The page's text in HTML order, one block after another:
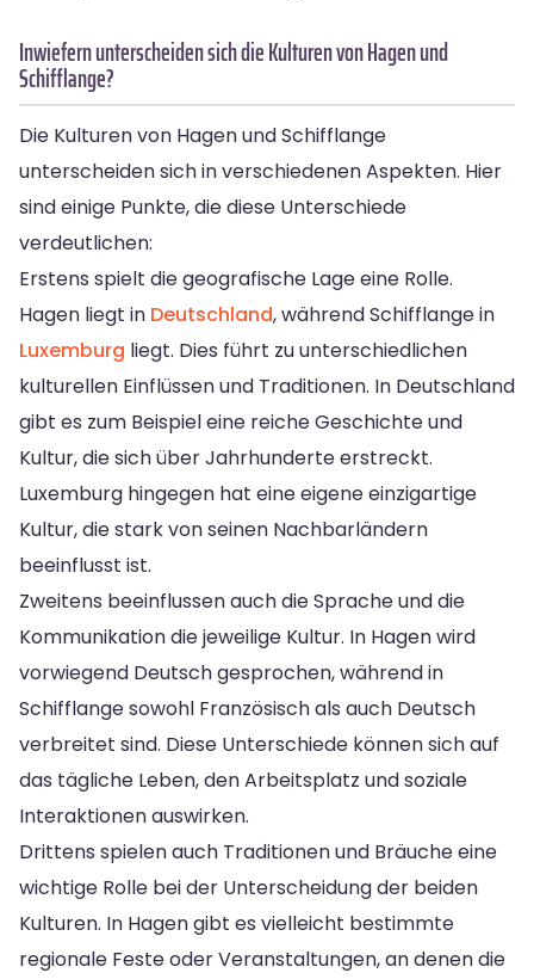
Inwiefern unterscheiden sich die Kulturen von Hagen und
Schifflange?
Die Kulturen von Hagen und Schifflange
unterscheiden sich in verschiedenen Aspekten. Hier
sind einige Punkte, die diese Unterschiede
verdeutlichen:
Erstens spielt die geografische Lage eine Rolle.
Hagen liegt in Deutschland, während Schifflange in
Luxemburg liegt. Dies führt zu unterschiedlichen
kulturellen Einflüssen und Traditionen. In Deutschland
gibt es zum Beispiel eine reiche Geschichte und
Kultur, die sich über Jahrhunderte erstreckt.
Luxemburg hingegen hat eine eigene einzigartige
Kultur, die stark von seinen Nachbarländern
beeinflusst ist.
Zweitens beeinflussen auch die Sprache und die
Kommunikation die jeweilige Kultur. In Hagen wird
vorwiegend Deutsch gesprochen, während in
Schifflange sowohl Französisch als auch Deutsch
verbreitet sind. Diese Unterschiede können sich auf
das tägliche Leben, den Arbeitsplatz und soziale
Interaktionen auswirken.
Drittens spielen auch Traditionen und Bräuche eine
wichtige Rolle bei der Unterscheidung der beiden
Kulturen. In Hagen gibt es vielleicht bestimmte
regionale Feste oder Veranstaltungen, an denen die